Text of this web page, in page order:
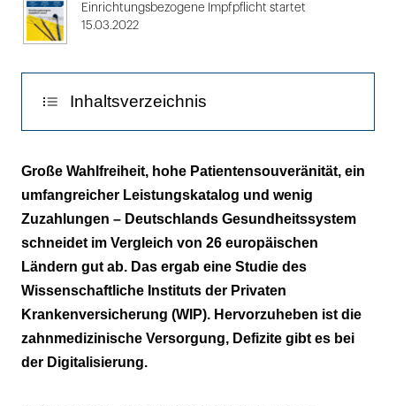
2
Einrichtungsbezogene Impfpflicht startet
15.03.2022
Inhaltsverzeichnis
In der Zahnmedizin schneidet Deutschland
besonders gut ab
Die freie Arztwahl ist in vielen Ländern nicht
selbstverständlich
Große Wahlfreiheit, hohe Patientensouveränität, ein
umfangreicher Leistungskatalog und wenig
Zuzahlungen – Deutschlands Gesundheitssystem
schneidet im Vergleich von 26 europäischen
Ländern gut ab. Das ergab eine Studie des
Wissenschaftliche Instituts der Privaten
Krankenversicherung (WIP). Hervorzuheben ist die
zahnmedizinische Versorgung, Defizite gibt es bei
der Digitalisierung.